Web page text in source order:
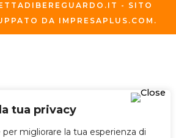
tua privacy
migliorare la tua esperienza di
- SITO
DA IMPRESAPLUS.COM .